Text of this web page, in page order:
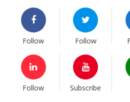
Follow Follow
Follow Subscribe